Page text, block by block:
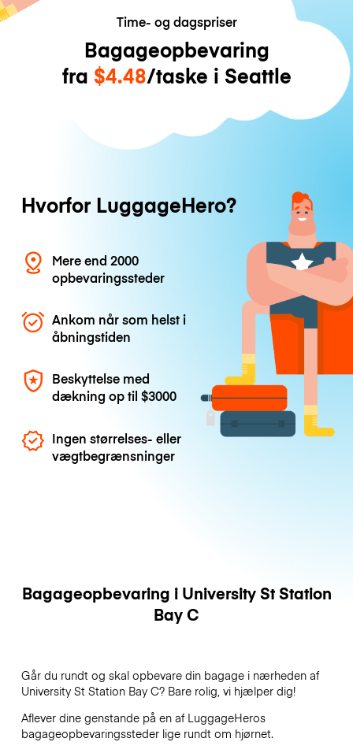
Time- og dagspriser
Bagageopbevaring
fra $4.48/taske i Seattle
Hvorfor LuggageHero?
Mere end 2000
opbevaringssteder
Ankom når som helst i
åbningstiden
Beskyttelse med
dækning op til$3000
Ingen størrelses- eller
vægtbegrænsninger
Bagageopbevaring i University St Station
Bay C
Går du rundt og skal opbevare din bagage i nærheden af
University St Station Bay C? Bare rolig, vi hjælper dig!
Aflever dine genstande på en af LuggageHeros
bagageopbevaringssteder lige rundt om hjørnet.